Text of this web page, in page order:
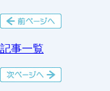
記事一覧